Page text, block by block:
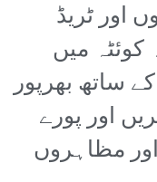
اور ٹریڈ
کوئٹہ میں
ساتھ بھرپور
اور پورے
مظاہروں